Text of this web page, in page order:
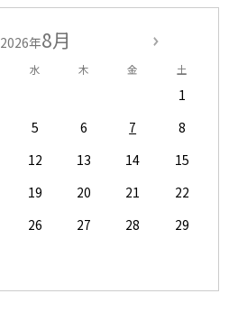
2026年8月
水 木 金 土
1
5 6 7
8
12 13 14
15
19 20 21
22
26 27 28
29